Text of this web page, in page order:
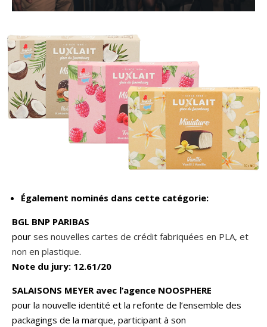
Également nominés dans cette catégorie:
BGL BNP PARIBAS
pour ses nouvelles cartes de crédit fabriquées en PLA, et
non en plastique.
Note du jury: 12.61/20
SALAISONS MEYER avec l’agence NOOSPHERE
pour la nouvelle identité et la refonte de l’ensemble des
packagings de la marque, participant à son